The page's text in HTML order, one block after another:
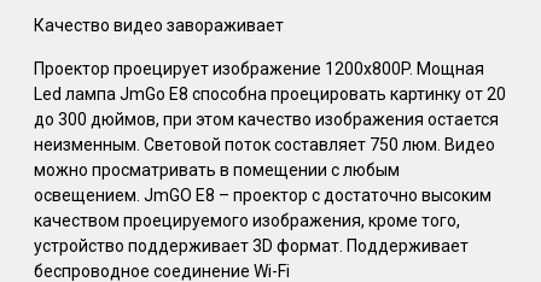
Качество видео завораживает
Проектор проецирует изображение 1200x800P. Мощная
Led лампа JmGo E8 способна проецировать картинку от 20
до 300 дюймов, при этом качество изображения остается
неизменным. Световой поток составляет 750 люм. Видео
можно просматривать в помещении с любым
освещением. JmGO E8 – проектор с достаточно высоким
качеством проецируемого изображения, кроме того,
устройство поддерживает 3D формат. Поддерживает
беспроводное соединение Wi-Fi